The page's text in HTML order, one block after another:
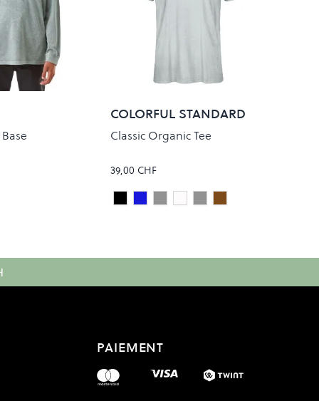
COLORFUL STANDARD
Classic Organic Tee
39,00 CHF
Colour
Deep Black
Steel Blue
FADED GREY
OPTICAL WHITE
SNOW MELANGE
MISTY BROWN
PAIEMENT